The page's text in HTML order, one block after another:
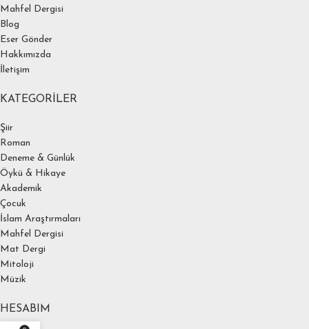
Mahfel Dergisi
Blog
Eser Gönder
Hakkımızda
İletişim
KATEGORILER
Şiir
Roman
Deneme & Günlük
Öykü & Hikaye
Akademik
Çocuk
İslam Araştırmaları
Mahfel Dergisi
Mat Dergi
Mitoloji
Müzik
HESABIM